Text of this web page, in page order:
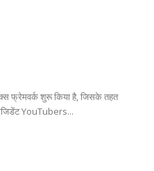
फ्रेमवर्क शुरू किया है, जिसके तहत
YouTubers...